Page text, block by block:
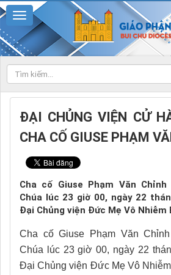
ĐẠI CHỦNG VIỆN CỬ
CHA CỐ GIUSE PHẠM
Cha cố Giuse Phạm Văn
Chúa lúc 23 giờ 00, ngày 22
Đại Chủng viện Đức Mẹ Vô Nhiễm
Cha cố Giuse Phạm Văn
Chúa lúc 23 giờ 00, ngày 22
Đại Chủng viện Đức Mẹ Vô